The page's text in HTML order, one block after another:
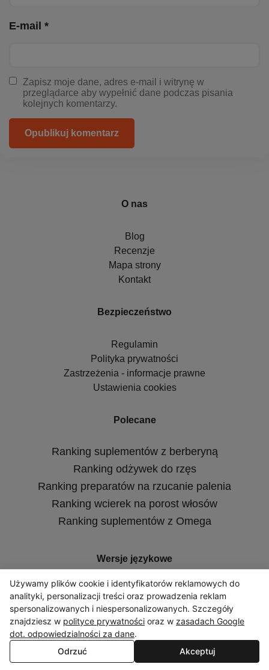
E-mail *
Zapisz moje dane, adres e-mail i witrynę w
przeglądarce aby wypełnić dane podczas pisania
kolejnych komentarzy.
Opublikuj komentarz
O nas
Blog
Recenzje
Mapa strony
Kontakt
Bezpieczeństwo
Regulamin
Polityka prywatności
Zastrzeżenia - informacje prawne
Ustawienia cookies
Polecane
Ranking suplementów z berberyną
Ranking odżywek do rzęs
Ranking preparatów na rzucanie palenia
Ranking wcierek na porost włosów
Ranking suplementów z Omega
Wersje językowe
Używamy plików cookie i identyfikatorów reklamowych do
analityki, personalizacji treści oraz prowadzenia reklam
spersonalizowanych i niespersonalizowanych. Szczegóły
znajdziesz w polityce prywatności oraz w zasadach Google
dot. odpowiedzialności za dane.
Odrzuć
Akceptuj